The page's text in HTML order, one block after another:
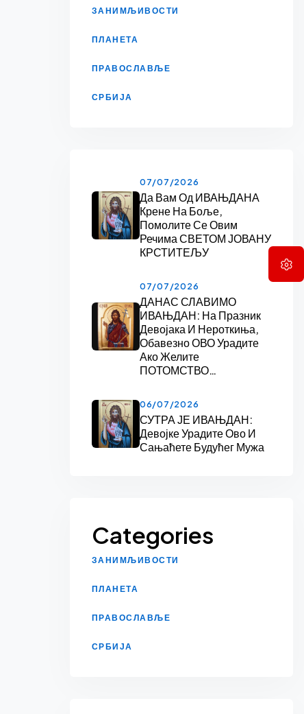
ЗАНИМЉИВОСТИ
ПЛАНЕТА
ПРАВОСЛАВЉЕ
СРБИЈА
07/07/2026
Да Вам Од ИВАЊДАНА
Крене На Боље,
Помолите Се Овим
Речима СВЕТОМ ЈОВАНУ
КРСТИТЕЉУ
07/07/2026
ДАНАС СЛАВИМО
ИВАЊДАН: На Празник
Девојака И Нероткиња,
Обавезно ОВО Урадите
Ако Желите
ПОТОМСТВО…
06/07/2026
СУТРА ЈЕ ИВАЊДАН:
Девојке Урадите Ово И
Сањаћете Будућег Мужа
Categories
ЗАНИМЉИВОСТИ
ПЛАНЕТА
ПРАВОСЛАВЉЕ
СРБИЈА